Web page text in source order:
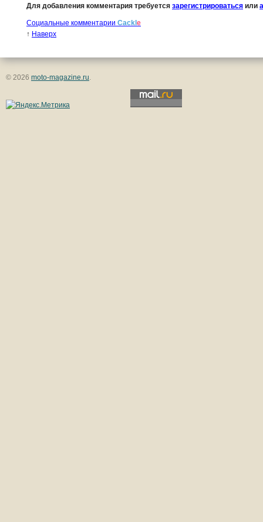
Для добавления комментария требуется зарегистрироваться или
Социальные комментарии Cackl e
↑ Наверх
© 2026 moto-magazine.ru.